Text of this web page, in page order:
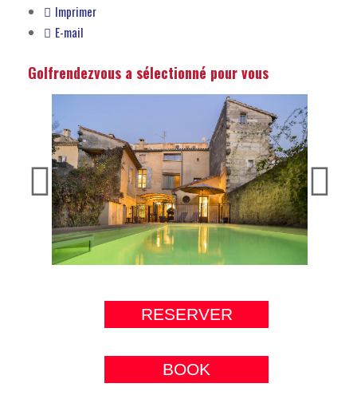
Imprimer
E-mail
Golfrendezvous a sélectionné pour vous
RESERVER
BOOK